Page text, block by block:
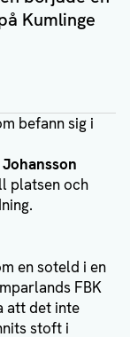
Kumlinge
befann sig i
platsen och
en soteld i en
FBK
att det inte
stoft i